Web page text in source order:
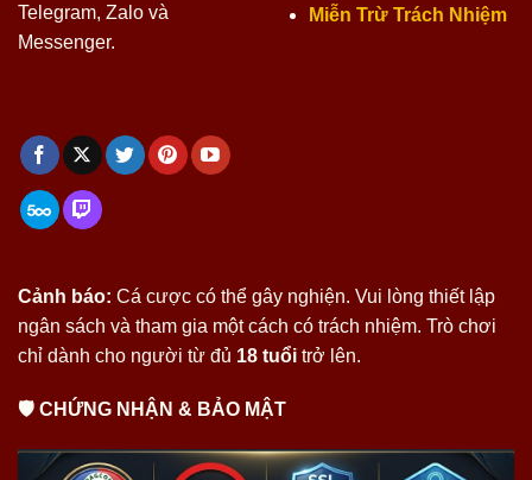
Telegram, Zalo và
Messenger.
Miễn Trừ Trách Nhiệm
Cảnh báo: Cá cược có thể gây nghiện. Vui lòng thiết lập
ngân sách và tham gia một cách có trách nhiệm. Trò chơi
chỉ dành cho người từ đủ 18 tuổi trở lên.
🛡 CHỨNG NHẬN & BẢO MẬT